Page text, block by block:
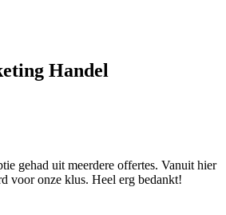
Handel
gehad uit meerdere offertes. Vanuit hier
voor onze klus. Heel erg bedankt!